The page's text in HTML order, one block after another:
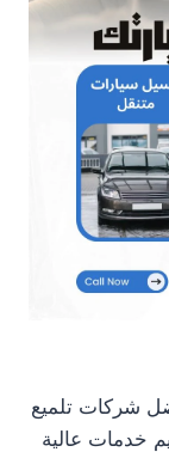
شركات تلميع
خدمات عالية